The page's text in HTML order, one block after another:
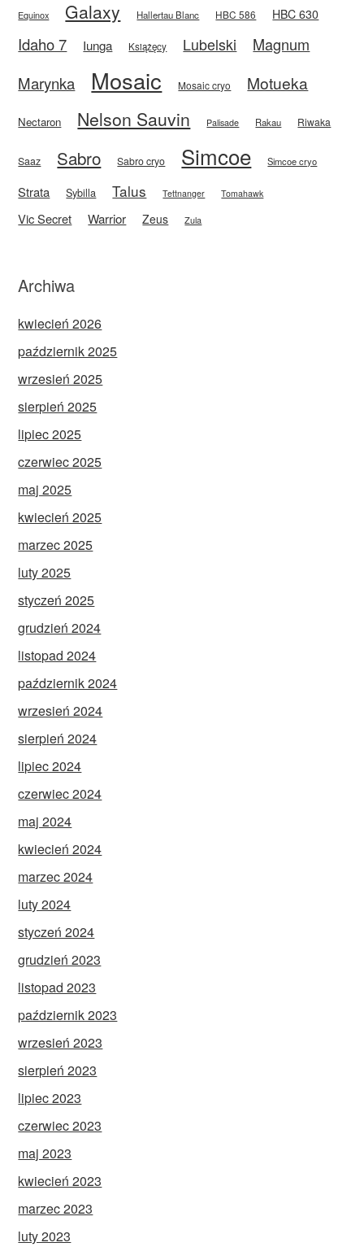
Equinox Galaxy Hallertau Blanc HBC 586 HBC 630
Idaho 7 Iunga Książęcy Lubelski
Magnum
Marynka
Mosaic Mosaic cryo Motueka
Nectaron Nelson Sauvin Palisade Rakau Riwaka
Saaz Sabro Sabro cryo Simcoe Simcoe cryo
Strata Sybilla Talus Tettnanger Tomahawk
Vic Secret Warrior Zeus Zula
Archiwa
kwiecień 2026
październik 2025
wrzesień 2025
sierpień 2025
lipiec 2025
czerwiec 2025
maj 2025
kwiecień 2025
marzec 2025
luty 2025
styczeń 2025
grudzień 2024
listopad 2024
październik 2024
wrzesień 2024
sierpień 2024
lipiec 2024
czerwiec 2024
maj 2024
kwiecień 2024
marzec 2024
luty 2024
styczeń 2024
grudzień 2023
listopad 2023
październik 2023
wrzesień 2023
sierpień 2023
lipiec 2023
czerwiec 2023
maj 2023
kwiecień 2023
marzec 2023
luty 2023